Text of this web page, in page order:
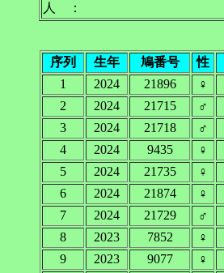
人 ：
序列 生年 鳩番号 性
1
2024 21896 ♀
2
2024 21715 ♂
3
2024 21718 ♂
4
2024 9435 ♀
5
2024 21735 ♀
6
2024 21874 ♀
7
2024 21729 ♂
8
2023 7852 ♀
9
2023 9077 ♀